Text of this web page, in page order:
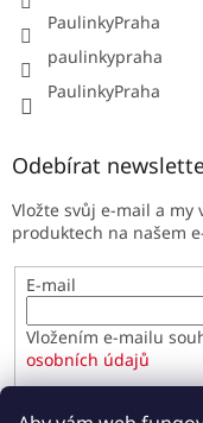
PaulinkyPraha
paulinkypraha
PaulinkyPraha
Odebírat
Vložte svůj e-mail a my
produktech na našem
E-mail
Vložením e-mailu
osobních údajů
PŘIHLÁSIT SE